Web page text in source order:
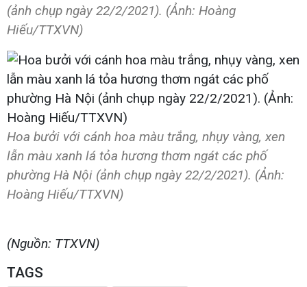
(ảnh chụp ngày 22/2/2021). (Ảnh: Hoàng
Hiếu/TTXVN)
Hoa bưởi với cánh hoa màu trắng, nhụy vàng, xen
lẫn màu xanh lá tỏa hương thơm ngát các phố
phường Hà Nội (ảnh chụp ngày 22/2/2021). (Ảnh:
Hoàng Hiếu/TTXVN)
(Nguồn: TTXVN)
TAGS